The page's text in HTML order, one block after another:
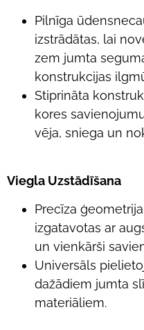
Pilnīga
izstrādātas, lai
zem jumta
konstrukcijas
Stiprināta
kores
vēja, sniega un
Viegla Uzstādīšana
Precīza
izgatavotas ar
un vienkārši
Universāls
dažādiem jumta
materiāliem.